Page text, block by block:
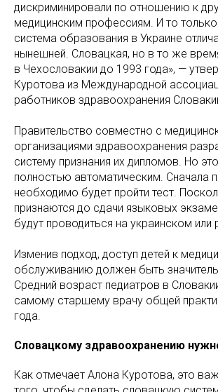
дискриминировали по отношению к
медицинским профессиям. И то
система образования в Украине
нынешней. Словацкая, но в то же
в Чехословакии до 1993 года», —
Куротова из Международной
работников здравоохранения
Правительство совместно с
организациями здравоохранения
систему признания их дипломов. Но
полностью автоматическим. Сначала
необходимо будет пройти тест.
признаются до сдачи языковых
будут проводиться на украинском или
Изменив подход, доступ детей к
обслуживанию должен быть
Средний возраст педиатров в
самому старшему врачу общей
года.
Словацкому здравоохранению
Как отмечает Алона Куротова, это